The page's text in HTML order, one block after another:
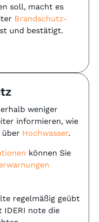
soll, macht es
Brandschutz-
und bestätigt.
weniger
informieren, wie
über Hochwasser.
können Sie
regelmäßig geübt
IDERI note die